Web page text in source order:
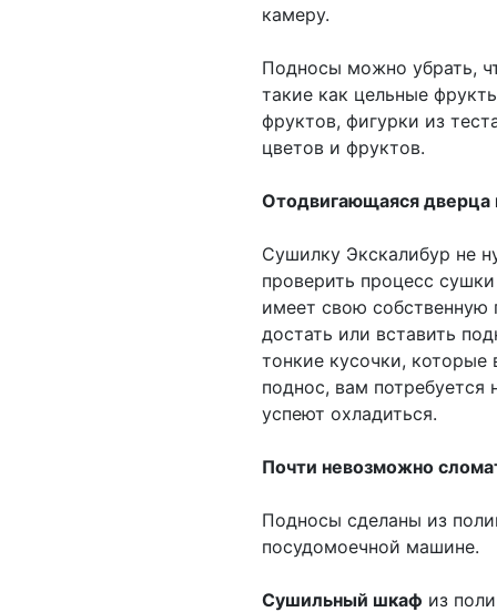
камеру.
Подносы можно убрать,
такие как цельные
фруктов, фигурки из
цветов и фруктов.
Отодвигающаяся дверца
Сушилку Экскалибур не
проверить процесс
имеет свою собственную
достать или вставить
тонкие кусочки,
поднос, вам потребуется
успеют охладиться.
Почти невозможно
Подносы сделаны из
посудомоечной машине.
Сушильный шкаф из